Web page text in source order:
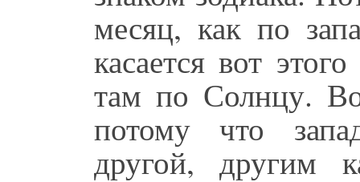
месяц, как по
касается вот
там по Солнцу.
потому что
другой, другим